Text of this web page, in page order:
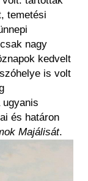
temetési
nagy
kedvelt
is volt
és határon
Majálisát.